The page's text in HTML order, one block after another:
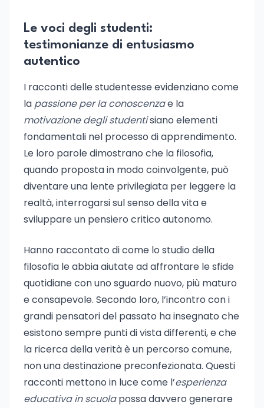
Le voci degli studenti:
testimonianze di entusiasmo
autentico
I racconti delle studentesse evidenziano come
la passione per la conoscenzae la
motivazione degli studentisiano elementi
fondamentali nel processo di apprendimento.
Le loro parole dimostrano che la filosofia,
quando proposta in modo coinvolgente, può
diventare una lente privilegiata per leggere la
realtà, interrogarsi sul senso della vita e
sviluppare un pensiero critico autonomo.
Hanno raccontato di come lo studio della
filosofia le abbia aiutate ad affrontare le sfide
quotidiane con uno sguardo nuovo, più maturo
e consapevole. Secondo loro, l’incontro con i
grandi pensatori del passato ha insegnato che
esistono sempre punti di vista differenti, e che
la ricerca della verità è un percorso comune,
non una destinazione preconfezionata. Questi
racconti mettono in luce come l’esperienza
educativa in scuolapossa davvero generare